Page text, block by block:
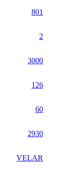
801
2
3000
126
60
2930
VELAR